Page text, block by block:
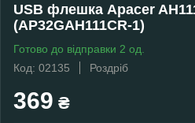
USB флешка Apacer
(AP32GAH111CR-1)
Готово до відправки 2 од.
Код: 02135
Роздріб
369 ₴